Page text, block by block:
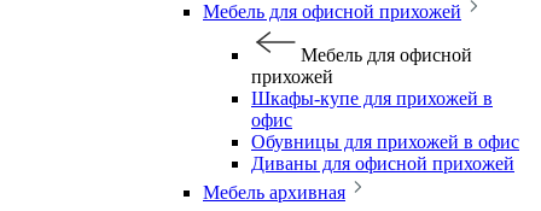
Мебель для офисной прихожей
Мебель для офисной
прихожей
Шкафы-купе для прихожей в
офис
Обувницы для прихожей в офис
Диваны для офисной прихожей
Мебель архивная